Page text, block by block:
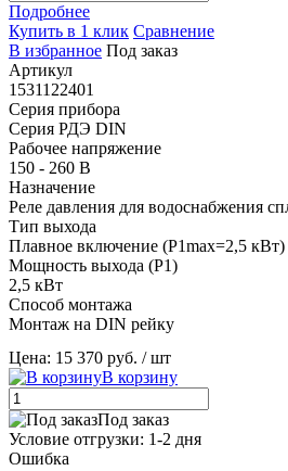
Подробнее
Купить в 1 клик Сравнение
В избранное Под заказ
Артикул
1531122401
Серия прибора
Серия РДЭ DIN
Рабочее напряжение
150 - 260 В
Назначение
Реле давления для водоснабжения
Тип выхода
Плавное включение (P1max=2,5 кВт)
Мощность выхода (P1)
2,5 кВт
Способ монтажа
Монтаж на DIN рейку
Цена: 15 370 руб. / шт
В корзину
Под заказ
Условие отгрузки: 1-2 дня
Ошибка